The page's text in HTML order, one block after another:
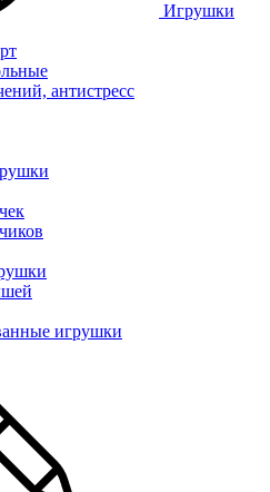
Игрушки
антистресс
игрушки